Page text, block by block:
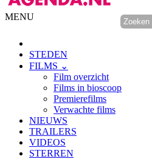
MENU
STEDEN
FILMS ⌄
Film overzicht
Films in bioscoop
Premierefilms
Verwachte films
NIEUWS
TRAILERS
VIDEOS
STERREN